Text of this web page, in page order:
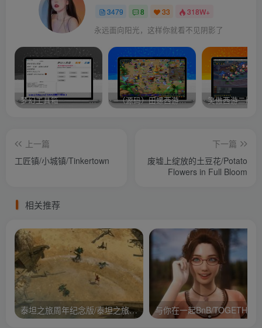
3479 8 33 318W+
永远面向阳光，这样你就看不见阴影了
梦幻工具箱————-免费 –（源码）田螺西游9.0 假人摆摊18门派飞升渡劫化圣助战最新BB谛听…. 笑傲西游二版-
上一篇
工匠镇/小城镇/Tinkertown
下一篇
废墟上绽放的土豆花/Potato
Flowers in Full Bloom
相关推荐
泰坦之旅周年纪念版/泰坦之旅：不朽王座/Titan Quest Anniversary Edition